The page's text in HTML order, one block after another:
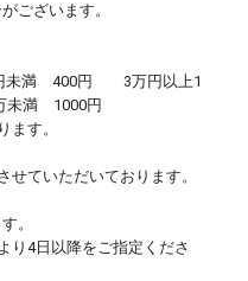
ございます。
未満 400円 3万円以上1
満 1000円
ます。
ていただいております。
。
り4日以降をご指定くださ